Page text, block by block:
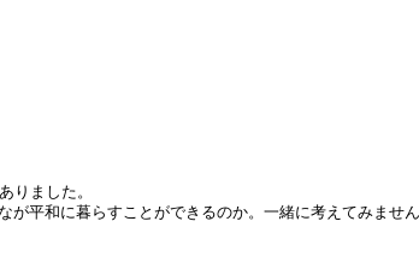
りました。
が平和に暮らすことができるのか。一緒に考えてみませ